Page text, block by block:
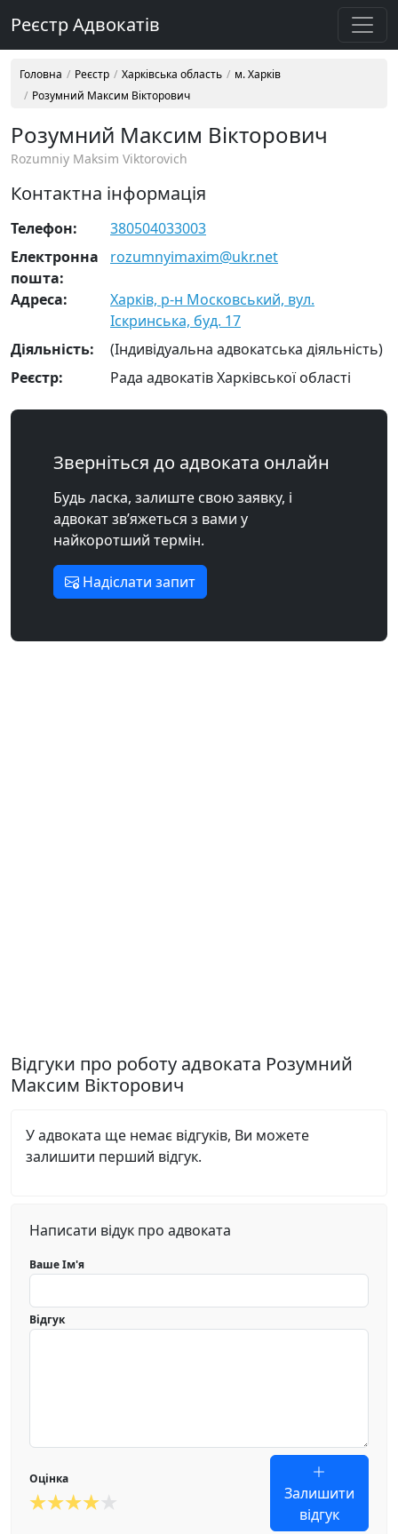
Реєстр Адвокатів
Головна Реєстр Харківська область
м. Харків
Розумний Максим Вікторович
Розумний Максим Вікторович
Rozumniy Maksim Viktorovich
Контактна інформація
Телефон:
380504033003
Електронна
пошта:
rozumnyimaxim@ukr.net
Адреса:
Харків, р-н Московський, вул.
Іскринська, буд. 17
Діяльність:
(Індивідуальна адвокатська діяльність)
Реєстр:
Рада адвокатів Харківської області
Зверніться до адвоката онлайн
Будь ласка, залиште свою заявку, і
адвокат зв’яжеться з вами у
найкоротший термін.
Надіслати запит
Відгуки про роботу адвоката Розумний
Максим Вікторович
У адвоката ще немає відгуків, Ви можете
залишити перший відгук.
Написати відук про адвоката
Ваше Ім'я
Відгук
Оцінка
Залишити
відгук